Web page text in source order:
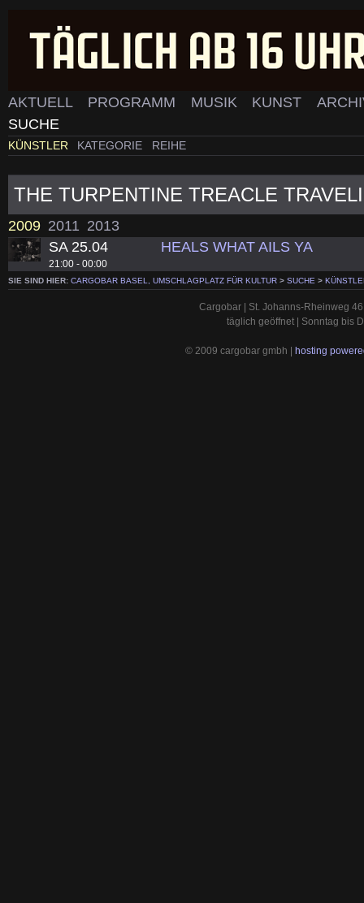
AKTUELL PROGRAMM MUSIK KUNST
SUCHE
KÜNSTLER KATEGORIE REIHE
THE TURPENTINE TREACLE
2009 2011 2013
SA 25.04
21:00 - 00:00
HEALS WHAT AILS YA
SIE SIND HIER: CARGOBAR BASEL, UMSCHLAGPLATZ FÜR KULTUR > SUCHE >
Cargobar | St. Johanns-Rheinweg
täglich geöffnet | Sonntag bis
© 2009 cargobar gmbh | hosting